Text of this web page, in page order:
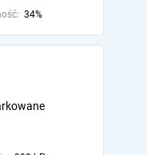
34%